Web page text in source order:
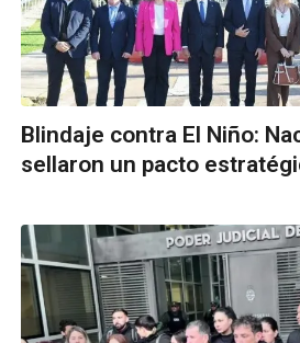
Blindaje contra El Niño:
sellaron un pacto